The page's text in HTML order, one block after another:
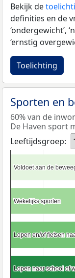
Bekijk de
definities en de
‘ondergewicht’,
‘ernstig
Toelichting
Sporten en
60% van de
De Haven sport
Leeftijdsgroep:
Voldoet aan de
Voldoet aan de
Wekelijks sporten
Wekelijks sporten
Lopen en/of fietsen
Lopen en/of fietsen
Lopen naar school of
Lopen naar school of